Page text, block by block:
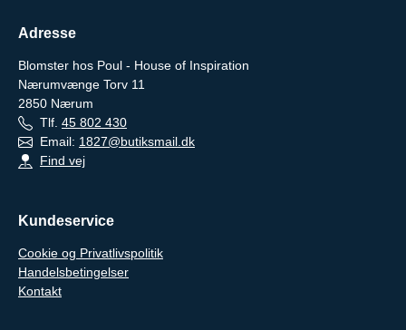
Adresse
Blomster hos Poul - House of Inspiration
Nærumvænge Torv 11
2850 Nærum
Tlf. 45 802 430
Email: 1827@butiksmail.dk
Find vej
Kundeservice
Cookie og Privatlivspolitik
Handelsbetingelser
Kontakt